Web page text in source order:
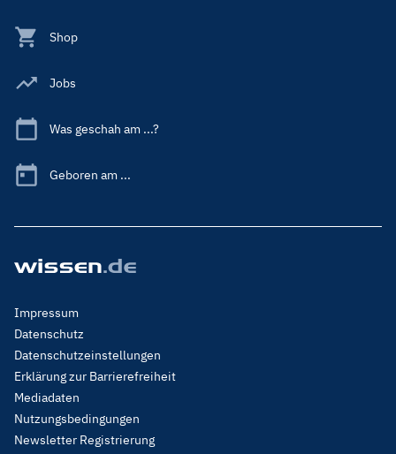
Shop
Jobs
Was geschah am ...?
Geboren am ...
Footer
Menu
Legal
Impressum
Datenschutz
Datenschutzeinstellungen
Erklärung zur Barrierefreiheit
Mediadaten
Nutzungsbedingungen
Newsletter Registrierung